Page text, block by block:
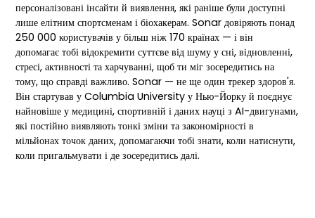
персоналізовані інсайти й виявлення, які раніше були доступні
лише елітним спортсменам і біохакерам. Sonar довіряють понад
250 000 користувачів у більш ніж 170 країнах — і він
допомагає тобі відокремити суттєве від шуму у сні, відновленні,
стресі, активності та харчуванні, щоб ти міг зосередитись на
тому, що справді важливо. Sonar — не ще один трекер здоров'я.
Він стартував у Columbia University у Нью-Йорку й поєднує
найновіше у медицині, спортивній і даних науці з AI-двигунами,
які постійно виявляють тонкі зміни та закономірності в
мільйонах точок даних, допомагаючи тобі знати, коли натиснути,
коли пригальмувати і де зосередитись далі.